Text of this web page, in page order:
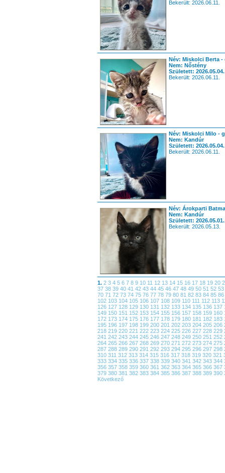
Bekerült: 2026.06.11.
Név: Miskolci Berta -
Nem: Nőstény
Született: 2026.05.04.
Bekerült: 2026.06.11.
Név: Miskolci Milo -
Nem: Kandúr
Született: 2026.05.04.
Bekerült: 2026.06.11.
Név: Árokparti
Nem: Kandúr
Született: 2026.05.01.
Bekerült: 2026.05.13.
1. 2 3 4 5 6 7 8 9 10 11 12 13 14 15 16 17 18 19 20
37 38 39 40 41 42 43 44 45 46 47 48 49 50 51 52 53
70 71 72 73 74 75 76 77 78 79 80 81 82 83 84 85 86
102 103 104 105 106 107 108 109 110 111 112 113
126 127 128 129 130 131 132 133 134 135 136 137
149 150 151 152 153 154 155 156 157 158 159 160
172 173 174 175 176 177 178 179 180 181 182 183
195 196 197 198 199 200 201 202 203 204 205 206
218 219 220 221 222 223 224 225 226 227 228 229
241 242 243 244 245 246 247 248 249 250 251 252
264 265 266 267 268 269 270 271 272 273 274 275
287 288 289 290 291 292 293 294 295 296 297 298
310 311 312 313 314 315 316 317 318 319 320 321
333 334 335 336 337 338 339 340 341 342 343 344
356 357 358 359 360 361 362 363 364 365 366 367
379 380 381 382 383 384 385 386 387 388 389 390
Következő